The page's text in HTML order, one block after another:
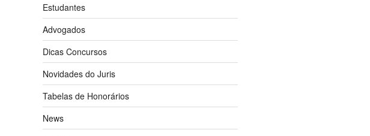
Estudantes
Advogados
Dicas Concursos
Novidades do Juris
Tabelas de Honorários
News